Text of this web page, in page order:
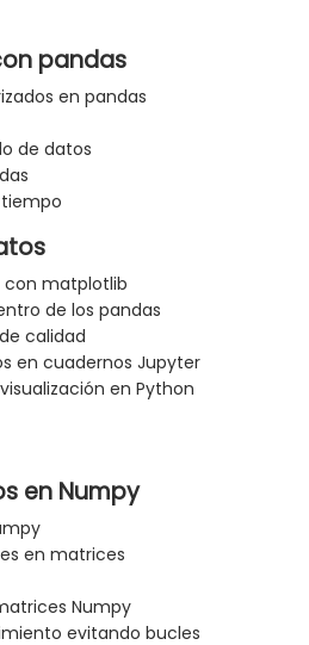
pandas
en pandas
de datos
tiempo
con matplotlib
de los pandas
calidad
en cuadernos Jupyter
en Python
en Numpy
en matrices
Numpy
evitando bucles